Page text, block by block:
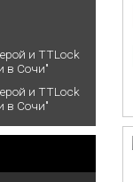
и TTLock
в Сочи"
и TTLock
в Сочи"